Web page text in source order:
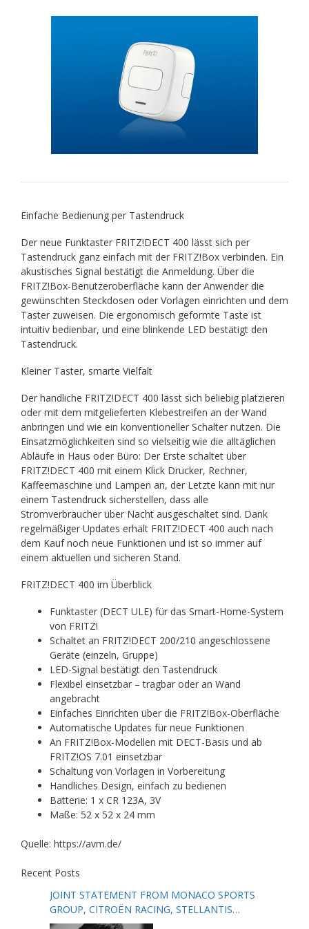
Einfache Bedienung per Tastendruck
Der neue Funktaster FRITZ!DECT 400 lässt sich per
Tastendruck ganz einfach mit der FRITZ!Box verbinden. Ein
akustisches Signal bestätigt die Anmeldung. Über die
FRITZ!Box-Benutzeroberfläche kann der Anwender die
gewünschten Steckdosen oder Vorlagen einrichten und dem
Taster zuweisen. Die ergonomisch geformte Taste ist
intuitiv bedienbar, und eine blinkende LED bestätigt den
Tastendruck.
Kleiner Taster, smarte Vielfalt
Der handliche FRITZ!DECT 400 lässt sich beliebig platzieren
oder mit dem mitgelieferten Klebestreifen an der Wand
anbringen und wie ein konventioneller Schalter nutzen. Die
Einsatzmöglichkeiten sind so vielseitig wie die alltäglichen
Abläufe in Haus oder Büro: Der Erste schaltet über
FRITZ!DECT 400 mit einem Klick Drucker, Rechner,
Kaffeemaschine und Lampen an, der Letzte kann mit nur
einem Tastendruck sicherstellen, dass alle
Stromverbraucher über Nacht ausgeschaltet sind. Dank
regelmäßiger Updates erhält FRITZ!DECT 400 auch nach
dem Kauf noch neue Funktionen und ist so immer auf
einem aktuellen und sicheren Stand.
FRITZ!DECT 400 im Überblick
Funktaster (DECT ULE) für das Smart-Home-System
von FRITZ!
Schaltet an FRITZ!DECT 200/210 angeschlossene
Geräte (einzeln, Gruppe)
LED-Signal bestätigt den Tastendruck
Flexibel einsetzbar – tragbar oder an Wand
angebracht
Einfaches Einrichten über die FRITZ!Box-Oberfläche
Automatische Updates für neue Funktionen
An FRITZ!Box-Modellen mit DECT-Basis und ab
FRITZ!OS 7.01 einsetzbar
Schaltung von Vorlagen in Vorbereitung
Handliches Design, einfach zu bedienen
Batterie: 1 x CR 123A, 3V
Maße: 52 x 52 x 24 mm
Quelle: https://avm.de/
Recent Posts
JOINT STATEMENT FROM MONACO SPORTS
GROUP, CITROËN RACING, STELLANTIS
MOTORSPORT, FORMULA E AND THE FIA